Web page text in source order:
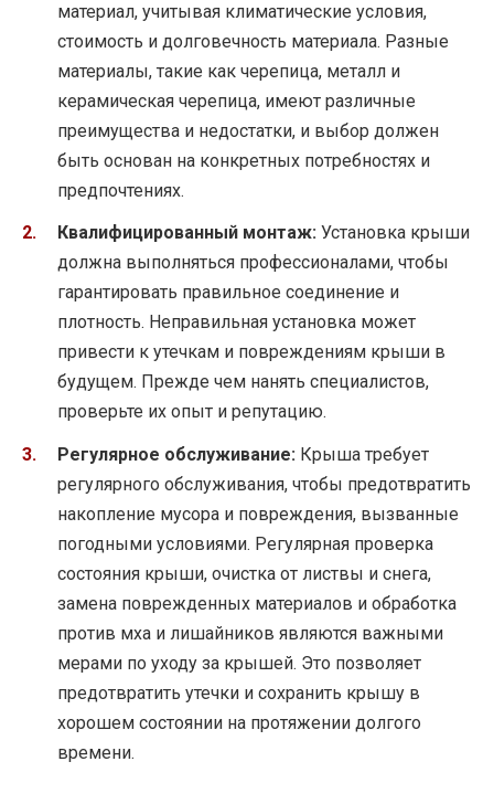
материал, учитывая климатические условия,
стоимость и долговечность материала. Разные
материалы, такие как черепица, металл и
керамическая черепица, имеют различные
преимущества и недостатки, и выбор должен
быть основан на конкретных потребностях и
предпочтениях.
Квалифицированный монтаж: Установка крыши
должна выполняться профессионалами, чтобы
гарантировать правильное соединение и
плотность. Неправильная установка может
привести к утечкам и повреждениям крыши в
будущем. Прежде чем нанять специалистов,
проверьте их опыт и репутацию.
Регулярное обслуживание: Крыша требует
регулярного обслуживания, чтобы предотвратить
накопление мусора и повреждения, вызванные
погодными условиями. Регулярная проверка
состояния крыши, очистка от листвы и снега,
замена поврежденных материалов и обработка
против мха и лишайников являются важными
мерами по уходу за крышей. Это позволяет
предотвратить утечки и сохранить крышу в
хорошем состоянии на протяжении долгого
времени.